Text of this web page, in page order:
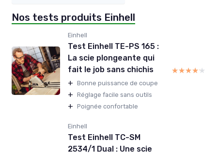
Nos tests produits Einhell
Einhell
Test Einhell TE-PS 165 :
La scie plongeante qui
fait le job sans chichis
+ Bonne puissance de coupe
+ Réglage facile sans outils
+ Poignée confortable
★★★★★
★★★★★
Einhell
Test Einhell TC-SM
2534/1 Dual : Une scie